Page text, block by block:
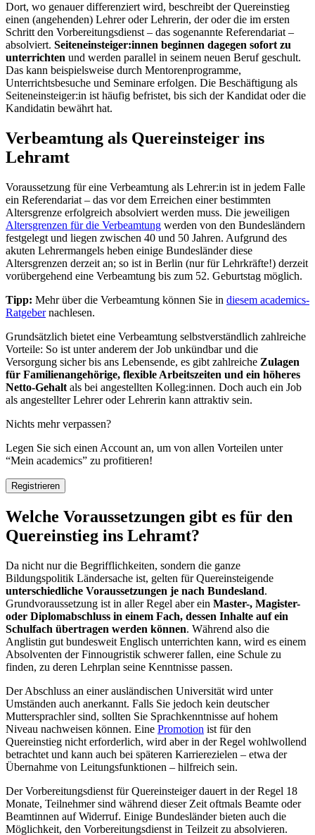
Dort, wo genauer differenziert wird, beschreibt der Quereinstieg
einen (angehenden) Lehrer oder Lehrerin, der oder die im ersten
Schritt den Vorbereitungsdienst – das sogenannte Referendariat –
absolviert. Seiteneinsteiger:innen beginnen dagegen sofort zu
unterrichten und werden parallel in seinem neuen Beruf geschult.
Das kann beispielsweise durch Mentorenprogramme,
Unterrichtsbesuche und Seminare erfolgen. Die Beschäftigung als
Seiteneinsteiger:in ist häufig befristet, bis sich der Kandidat oder die
Kandidatin bewährt hat.
Verbeamtung als Quereinsteiger ins
Lehramt
Voraussetzung für eine Verbeamtung als Lehrer:in ist in jedem Falle
ein Referendariat – das vor dem Erreichen einer bestimmten
Altersgrenze erfolgreich absolviert werden muss. Die jeweiligen
Altersgrenzen für die Verbeamtung werden von den Bundesländern
festgelegt und liegen zwischen 40 und 50 Jahren. Aufgrund des
akuten Lehrermangels heben einige Bundesländer diese
Altersgrenzen derzeit an; so ist in Berlin (nur für Lehrkräfte!) derzeit
vorübergehend eine Verbeamtung bis zum 52. Geburtstag möglich.
Tipp: Mehr über die Verbeamtung können Sie in diesem academics-
Ratgebernachlesen.
Grundsätzlich bietet eine Verbeamtung selbstverständlich zahlreiche
Vorteile: So ist unter anderem der Job unkündbar und die
Versorgung sicher bis ans Lebensende, es gibt zahlreiche Zulagen
für Familienangehörige, flexible Arbeitszeiten und ein höheres
Netto-Gehalt als bei angestellten Kolleg:innen. Doch auch ein Job
als angestellter Lehrer oder Lehrerin kann attraktiv sein.
Nichts mehr verpassen?
Legen Sie sich einen Account an, um von allen Vorteilen unter
“Mein academics” zu profitieren!
Registrieren
Welche Voraussetzungen gibt es für den
Quereinstieg ins Lehramt?
Da nicht nur die Begrifflichkeiten, sondern die ganze
Bildungspolitik Ländersache ist, gelten für Quereinsteigende
unterschiedliche Voraussetzungen je nach Bundesland.
Grundvoraussetzung ist in aller Regel aber ein Master-, Magister-
oder Diplomabschluss in einem Fach, dessen Inhalte auf ein
Schulfach übertragen werden können. Während also die
Anglistin gut bundesweit Englisch unterrichten kann, wird es einem
Absolventen der Finnougristik schwerer fallen, eine Schule zu
finden, zu deren Lehrplan seine Kenntnisse passen.
Der Abschluss an einer ausländischen Universität wird unter
Umständen auch anerkannt. Falls Sie jedoch kein deutscher
Muttersprachler sind, sollten Sie Sprachkenntnisse auf hohem
Niveau nachweisen können. Eine Promotion ist für den
Quereinstieg nicht erforderlich, wird aber in der Regel wohlwollend
betrachtet und kann auch bei späteren Karrierezielen – etwa der
Übernahme von Leitungsfunktionen – hilfreich sein.
Der Vorbereitungsdienst für Quereinsteiger dauert in der Regel 18
Monate, Teilnehmer sind während dieser Zeit oftmals Beamte oder
Beamtinnen auf Widerruf. Einige Bundesländer bieten auch die
Möglichkeit, den Vorbereitungsdienst in Teilzeit zu absolvieren.